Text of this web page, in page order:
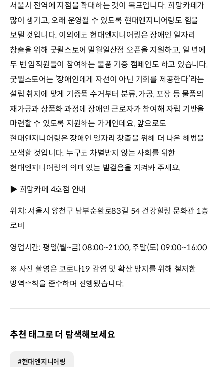
서울시 전역에 지점을 확대하는 것이 목표입니다. 희망카페가
많이 생기고, 오래 운영될 수 있도록 현대엔지니어링도 힘을
보탤 것입니다. 이외에도 현대엔지니어링은 장애인 일자리
창출을 위해 굿윌스토어 밀월일산점 오픈을 지원하고, 일 년에
두 번 임직원들이 참여하는 물품 기증 캠페인도 하고 있습니다.
굿윌스토어는 ‘장애인에게 자선이 아닌 기회를 제공한다’라는
설립 취지에 맞게 기증품 수거부터 분류, 가공, 포장 등 물품의
재가공과 상품화 과정에 장애인 근로자가 참여해 자립 기반을
마련할 수 있도록 지원하는 가게인데요. 앞으로도
현대엔지니어링은 장애인 일자리 창출을 위해 더 나은 해법을
모색할 것입니다. 누구도 차별받지 않는 사회를 위한
현대엔지니어링의 의미 있는 발걸음을 지켜봐 주세요.
▶ 희망카페 4호점 안내
위치: 서울시 양천구 남부순환로83길 54 건강힐링 문화관 1층
로비
영업시간: 평일(월~금) 08:00~21:00, 주말(토) 09:00~16:00
※ 사진 촬영은 코로나19 감염 및 확산 방지를 위해 철저한
방역수칙을 준수하며 진행됐습니다.
추천 태그로 더 탐색해보세요
#현대엔지니어링